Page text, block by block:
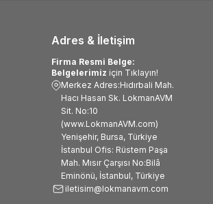
Adres & İletişim
Firma Resmi Belge:
Belgelerimiz için Tıklayın!
Merkez Adres:Hıdırbali Mah.
Hacı Hasan Sk. LokmanAVM
Sit. No:10
(www.LokmanAVM.com)
Yenişehir, Bursa, Türkiye
İstanbul Ofis: Rüstem Paşa
Mah. Mısır Çarşısı No:Bilâ
Eminönü, İstanbul, Türkiye
iletisim@lokmanavm.com